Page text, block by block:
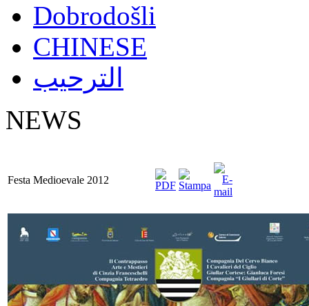
Dobrodošli
CHINESE
الترحيب
NEWS
Festa Medioevale 2012